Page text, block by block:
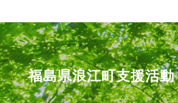
福島県浪江町支援活動